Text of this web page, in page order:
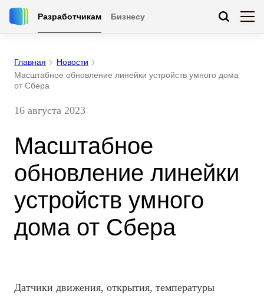
Разработчикам Бизнесу
Главная
Новости
Масштабное обновление линейки устройств умного дома
от Сбера
16 августа 2023
Масштабное
обновление линейки
устройств умного
дома от Сбера
Датчики движения, открытия, температуры